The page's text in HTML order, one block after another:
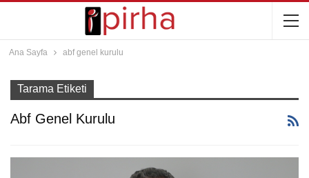
Ana Sayfa abf genel kurulu
Tarama Etiketi
Abf Genel Kurulu